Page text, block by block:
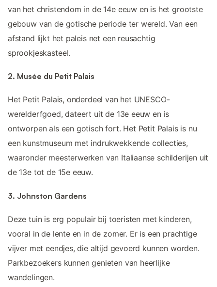
van het christendom in de 14e eeuw en is het grootste
gebouw van de gotische periode ter wereld. Van een
afstand lijkt het paleis net een reusachtig
sprookjeskasteel.
2. Musée du Petit Palais
Het Petit Palais, onderdeel van het UNESCO-
werelderfgoed, dateert uit de 13e eeuw en is
ontworpen als een gotisch fort. Het Petit Palais is nu
een kunstmuseum met indrukwekkende collecties,
waaronder meesterwerken van Italiaanse schilderijen uit
de 13e tot de 15e eeuw.
3. Johnston Gardens
Deze tuin is erg populair bij toeristen met kinderen,
vooral in de lente en in de zomer. Er is een prachtige
vijver met eendjes, die altijd gevoerd kunnen worden.
Parkbezoekers kunnen genieten van heerlijke
wandelingen.